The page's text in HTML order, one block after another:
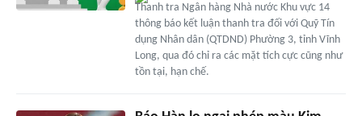
Thanh tra Ngân hàng Nhà nước Khu vực 14
thông báo kết luận thanh tra đối với Quỹ Tín
dụng Nhân dân (QTDND) Phường 3, tỉnh Vĩnh
Long, qua đó chỉ ra các mặt tích cực cũng như
tồn tại, hạn chế.